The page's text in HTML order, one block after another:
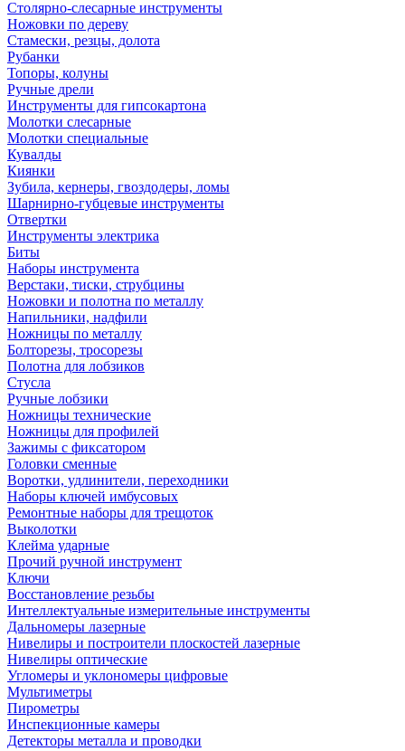
Столярно-слесарные инструменты
Ножовки по дереву
Стамески, резцы, долота
Рубанки
Топоры, колуны
Ручные дрели
Инструменты для гипсокартона
Молотки слесарные
Молотки специальные
Кувалды
Киянки
Зубила, кернеры, гвоздодеры, ломы
Шарнирно-губцевые инструменты
Отвертки
Инструменты электрика
Биты
Наборы инструмента
Верстаки, тиски, струбцины
Ножовки и полотна по металлу
Напильники, надфили
Ножницы по металлу
Болторезы, тросорезы
Полотна для лобзиков
Стусла
Ручные лобзики
Ножницы технические
Ножницы для профилей
Зажимы с фиксатором
Головки сменные
Воротки, удлинители, переходники
Наборы ключей имбусовых
Ремонтные наборы для трещоток
Выколотки
Клейма ударные
Прочий ручной инструмент
Ключи
Восстановление резьбы
Интеллектуальные измерительные инструменты
Дальномеры лазерные
Нивелиры и построители плоскостей лазерные
Нивелиры оптические
Угломеры и уклономеры цифровые
Мультиметры
Пирометры
Инспекционные камеры
Детекторы металла и проводки